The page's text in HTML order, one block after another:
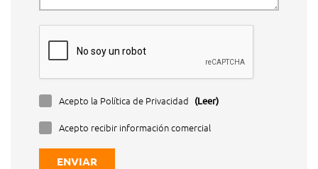
Acepto la Política de Privacidad (Leer)
Acepto recibir información comercial
ENVIAR